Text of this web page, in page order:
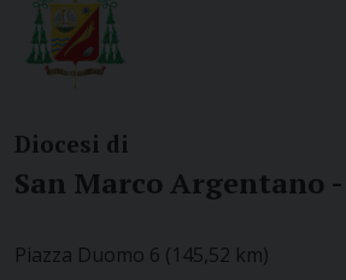
Diocesi di
San Marco Argentano -
Piazza Duomo 6 (145,52 km)